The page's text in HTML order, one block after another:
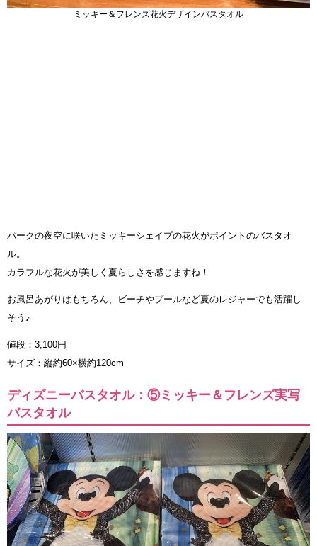
ミッキー＆フレンズ花火デザインバスタオル
パークの夜空に咲いたミッキーシェイプの花火がポイントのバスタオ
ル。
カラフルな花火が美しく夏らしさを感じますね！
お風呂あがりはもちろん、ビーチやプールなど夏のレジャーでも活躍し
そう♪
値段：3,100円
サイズ：縦約60×横約120cm
ディズニーバスタオル：⑤ミッキー＆フレンズ実写
バスタオル